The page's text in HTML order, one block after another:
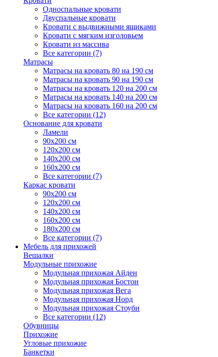
Односпальные кровати
Двуспальные кровати
Кровати с выдвижными ящиками
Кровати с мягким изголовьем
Кровати из массива
Все категории (7)
Матрасы
Матрасы на кровать 80 на 190 см
Матрасы на кровать 90 на 190 см
Матрасы на кровать 120 на 200 см
Матрасы на кровать 140 на 200 см
Матрасы на кровать 160 на 200 см
Все категории (12)
Основание для кровати
Ламели
90х200 см
120х200 см
140х200 см
160х200 см
Все категории (7)
Каркас кровати
90х200 см
120х200 см
140х200 см
160х200 см
180х200 см
Все категории (7)
Мебель для прихожей
Вешалки
Модульные прихожие
Модульная прихожая Айден
Модульная прихожая Бостон
Модульная прихожая Вега
Модульная прихожая Норд
Модульная прихожая Стоуби
Все категории (12)
Обувницы
Прихожие
Угловые прихожие
Банкетки